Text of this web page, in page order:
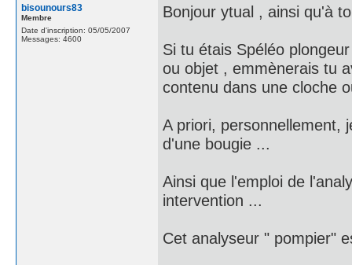
bisounours83
Membre
Date d'inscription: 05/05/2007
Messages: 4600
Bonjour ytual , ainsi qu'à
Si tu étais Spéléo
ou objet , emmènerais tu
contenu dans une cloche
A priori, personnellement,
d'une bougie ...
Ainsi que l'emploi de
intervention ...
Cet analyseur " pompier"